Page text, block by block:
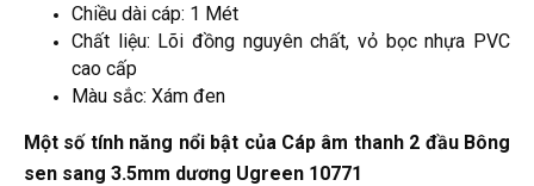
Chiều dài cáp: 1 Mét
Chất liệu: Lõi đồng nguyên chất, vỏ bọc nhựa PVC
cao cấp
Màu sắc: Xám đen
Một số tính năng nổi bật của Cáp âm thanh 2 đầu Bông
sen sang 3.5mm dương Ugreen 10771